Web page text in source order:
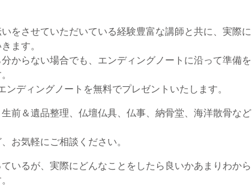
をさせていただいている経験豊富な講師と共に、実際に
ます。
からない場合でも、エンディングノートに沿って準備を
ディングノートを無料でプレゼントいたします。
前＆遺品整理、仏壇仏具、仏事、納骨堂、海洋散骨など
お気軽にご相談ください。
いるが、実際にどんなことをしたら良いかあまりわから